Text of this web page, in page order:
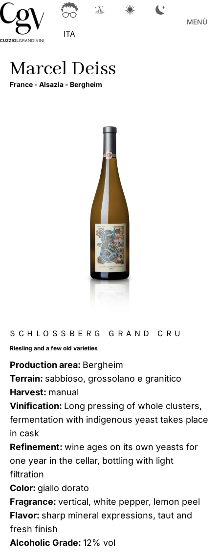
ITA
MENÙ
Marcel Deiss
France - Alsazia - Bergheim
SCHLOSSBERG GRAND CRU
Riesling and a few old varieties
Production area: Bergheim
Terrain: sabbioso, grossolano e granitico
Harvest: manual
Vinification: Long pressing of whole clusters,
fermentation with indigenous yeast takes place
in cask
Refinement: wine ages on its own yeasts for
one year in the cellar, bottling with light
filtration
Color: giallo dorato
Fragrance: vertical, white pepper, lemon peel
Flavor: sharp mineral expressions, taut and
fresh finish
Alcoholic Grade: 12% vol